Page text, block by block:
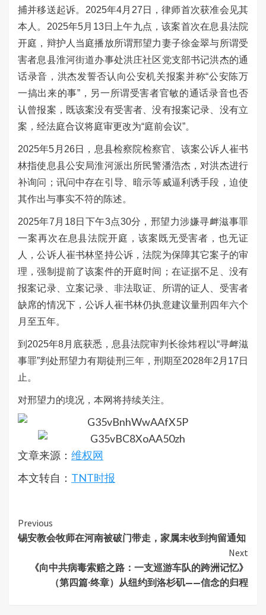
捕并移送起诉。2025年4月27日，律师首次获准会见其
本人。2025年5月13日上午九点，该案首次在息县法院
开庭，辩护人当庭播放所谓邢望力妻子徐金翠与所谓受
害者息县淮河街道办事处洪庄社区党支部书记洪杰的通
话录音，洪杰发誓否认向公安机关报案并称“公安陈万
一搞出来的事”，另一所谓受害者官敏的通话录音也否
认曾报案，既该案没有受害者、没有报案记录、没有立
案，经法庭合议将庭审更改为“庭前会议”。
2025年5月26日，息县检察院检察官、该案公诉人崔书
林指使息县公安局淮河派出所民警潘浩杰，对洪杰进行
补询问；讯问中存在引导、暗示等威逼利诱手段，迫使
其作出与事实不符的陈述。
2025年7月18日下午3点30分， 邢望力涉嫌寻衅滋事罪
一案再次在息县法院开庭，该案既无受害者，也无证
人，公诉人崔书林坚持公诉，法院为保障其它案子的审
理，强制提前了该案件的开庭时间；在证据不足、没有
报案记录、立案记录、非法取证、所谓的证人、受害者
缺席的情况下，公诉人崔书林仍执意建议量刑四年六个
月至五年。
到2025年8月底获悉，息县法院审判长徐炜程以“寻衅滋
事罪”判处邢望力有期徒刑三年，刑期至2028年2月17日
止。
对邢望力的境况，本网将持续关注。
文章来源： 维权网
本文转自： TNT时报
Continue
Reading
Previous
锡安教会牧师在河南被破门带走，家属未收到拘留通知
Next
《向中共病毒索赔之路：一支巡游车队的跨洲记忆》
（第四篇·终章）从纽约到洛杉矶——信念的归程